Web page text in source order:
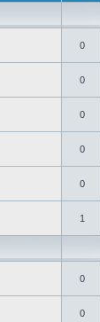
0
0
0
0
0
1
0
0